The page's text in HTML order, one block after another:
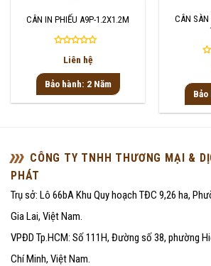
CÂN IN PHIẾU A9P-1.2X1.2M
Được
hạng
0
5
Liên hệ
Bảo hành: 2 Năm
CÂN
0
5
Bảo
CÔNG TY TNHH THƯƠNG MẠI &
PHÁT
Trụ sở: Lô 66bA Khu Quy hoạch TĐC 9,26 ha,
Gia Lai, Việt Nam.
VPĐD Tp.HCM: Số 111H, Đường số 38, phường
Chí Minh, Việt Nam.